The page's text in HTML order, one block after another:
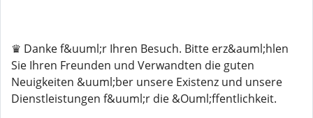
♛ Danke f&uuml;r Ihren Besuch. Bitte erz&auml;hlen
Sie Ihren Freunden und Verwandten die guten
Neuigkeiten &uuml;ber unsere Existenz und unsere
Dienstleistungen f&uuml;r die &Ouml;ffentlichkeit.